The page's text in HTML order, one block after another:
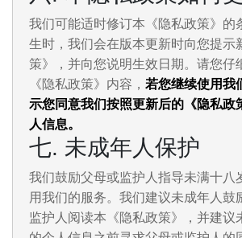
我们可能适时修订本《隐私政策》的
生时，我们会在版本更新时向您提示
策》，并向您说明生效日期。请您仔
《隐私政策》内容， 若您继续使用我
示您同意我们按照更新后的《隐私政
人信息。
七. 未成年人保护
我们鼓励父母或监护人指导未满十八
用我们的服务。我们建议未成年人鼓
监护人阅读本《隐私政策》，并建议